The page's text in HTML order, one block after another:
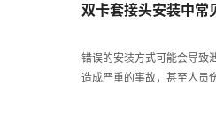
双卡套接头安装中常
错误的安装方式可能会导致
造成严重的事故，甚至人员